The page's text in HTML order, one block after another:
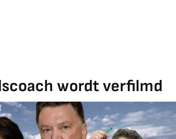
wordt verfilmd